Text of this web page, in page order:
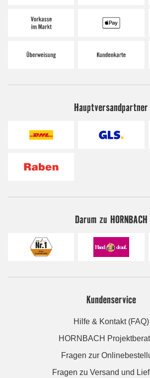
Hauptversandpartner
Darum zu HORNBACH
Kundenservice
Hilfe & Kontakt (FAQ)
HORNBACH
Fragen zur
Fragen zu Versand und